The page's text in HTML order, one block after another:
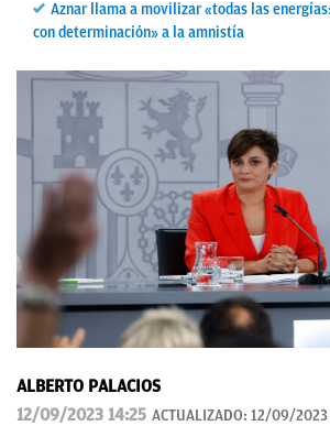
Aznar llama a movilizar «todas las
con determinación» a la amnistía
ALBERTO PALACIOS
12/09/2023 14:25 ACTUALIZADO: 12/09/2023